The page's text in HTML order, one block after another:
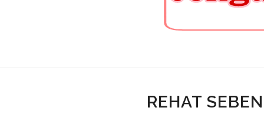
REHAT